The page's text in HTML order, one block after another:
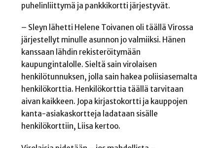
puhelinliittymä ja pankkikortti järjestyvät.
– Sleyn lähetti Helene Toivanen oli täällä Virossa
järjestellyt minulle asunnon jo valmiiksi. Hänen
kanssaan lähdin rekisteröitymään
kaupungintalolle. Sieltä sain virolaisen
henkilötunnuksen, jolla sain hakea poliisiasemalta
henkilökorttia. Henkilökorttia täällä tarvitaan
aivan kaikkeen. Jopa kirjastokortti ja kauppojen
kanta-asiakaskortteja ladataan sisälle
henkilökorttiin, Liisa kertoo.